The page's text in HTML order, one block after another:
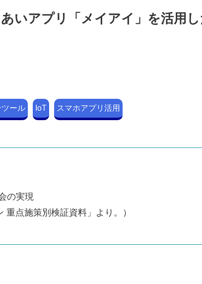
いアプリ「メイアイ」を活用
ール IoT スマホアプリ活用
の実現
重点施策別検証資料」より。）